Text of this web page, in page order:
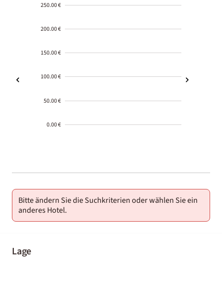
250.00 €
200.00 €
150.00 €
100.00 €
50.00 €
0.00 €
01-02
Bitte ändern Sie die Suchkriterien oder wählen Sie ein
anderes Hotel.
Lage